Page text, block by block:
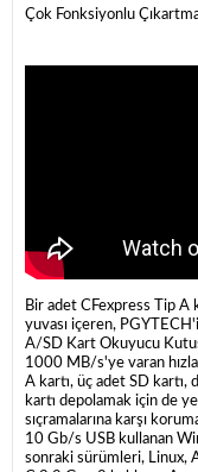
Bir adet CFexpress Tip
yuvası içeren,
A/SD Kart Okuyucu
1000 MB/s'ye varan
A kartı, üç adet SD kartı,
kartı depolamak için de
sıçramalarına karşı
10 Gb/s USB kullanan
sonraki sürümleri, Linux,
Çok Fonksiyonlu